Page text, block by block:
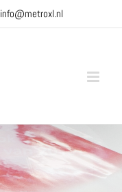
info@metroxl.nl